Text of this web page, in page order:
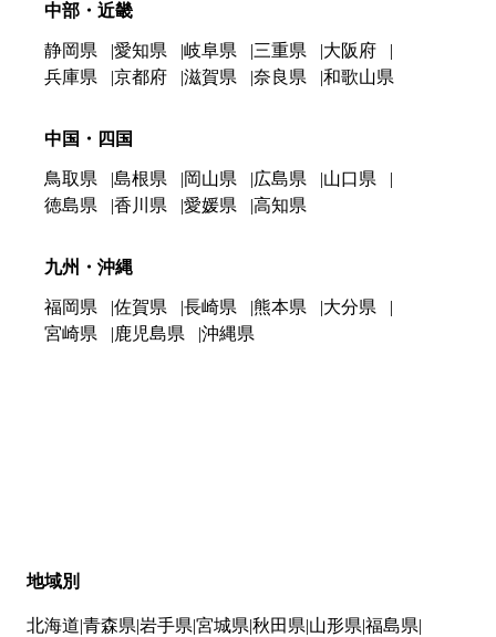
中部・近畿
静岡県 愛知県 岐阜県 三重県
大阪府
兵庫県
京都府 滋賀県 奈良県 和歌山県
中国・四国
鳥取県 島根県 岡山県 広島県
山口県
徳島県
香川県 愛媛県 高知県
九州・沖縄
福岡県 佐賀県 長崎県 熊本県
大分県
宮崎県
鹿児島県 沖縄県
地域別
北海道 青森県 岩手県 宮城県 秋田県 山形県 福島県